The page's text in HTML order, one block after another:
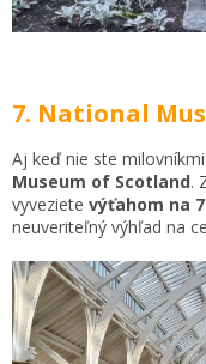
7. National
Aj keď nie ste
Museum of Scotland.
vyveziete výťahom na
neuveriteľný výhľad na